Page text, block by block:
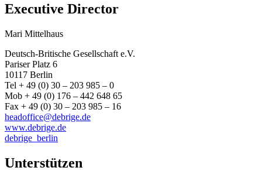
Executive Director
Mari Mittelhaus
Deutsch-Britische Gesellschaft e.V.
Pariser Platz 6
10117 Berlin
Tel + 49 (0) 30 – 203 985 – 0
Mob + 49 (0) 176 – 442 648 65
Fax + 49 (0) 30 – 203 985 – 16
headoffice@debrige.de
www.debrige.de
debrige_berlin
Unterstützen